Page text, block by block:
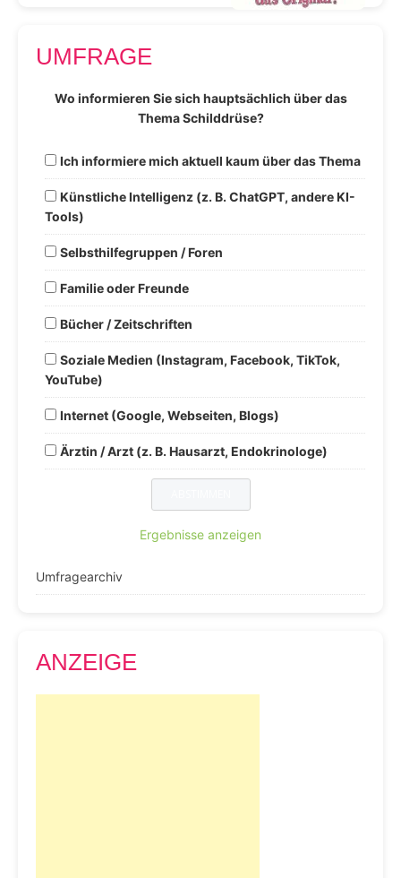
UMFRAGE
Wo informieren Sie sich hauptsächlich über das
Thema Schilddrüse?
Ich informiere mich aktuell kaum über das Thema
Künstliche Intelligenz (z. B. ChatGPT, andere KI-
Tools)
Selbsthilfegruppen / Foren
Familie oder Freunde
Bücher / Zeitschriften
Soziale Medien (Instagram, Facebook, TikTok,
YouTube)
Internet (Google, Webseiten, Blogs)
Ärztin / Arzt (z. B. Hausarzt, Endokrinologe)
Ergebnisse anzeigen
Umfragearchiv
ANZEIGE